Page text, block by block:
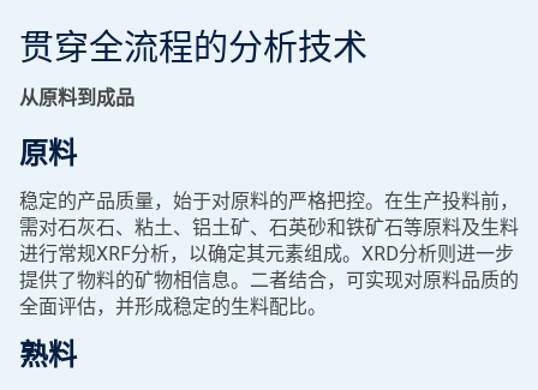
贯穿全流程的分析技术
从原料到成品
原料
稳定的产品质量，始于对原料的严格把控。在生产投料前，
需对石灰石、粘土、铝土矿、石英砂和铁矿石等原料及生料
进行常规XRF分析，以确定其元素组成。XRD分析则进一步
提供了物料的矿物相信息。二者结合，可实现对原料品质的
全面评估，并形成稳定的生料配比。
熟料